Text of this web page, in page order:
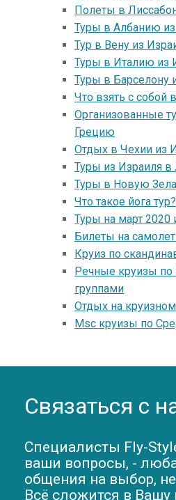
Полеты в
Туры в Албанию
Тур в Вену из
Туры в Италию из
Туры в Барселону
Что взять с собой
Организованные
Грецию
Отдых в Чехии из
Туры из Израиля
Туры в Новую
Что такое йога тур?
Туры на март 2020
Билеты на
Круиз по
Речные круизы по
группами
Отдых на
Msc круизы по
Связаться с
Специалисты Fly-
ваши вопросы, -
общения на выбор, не
Всё сложится в Вашу